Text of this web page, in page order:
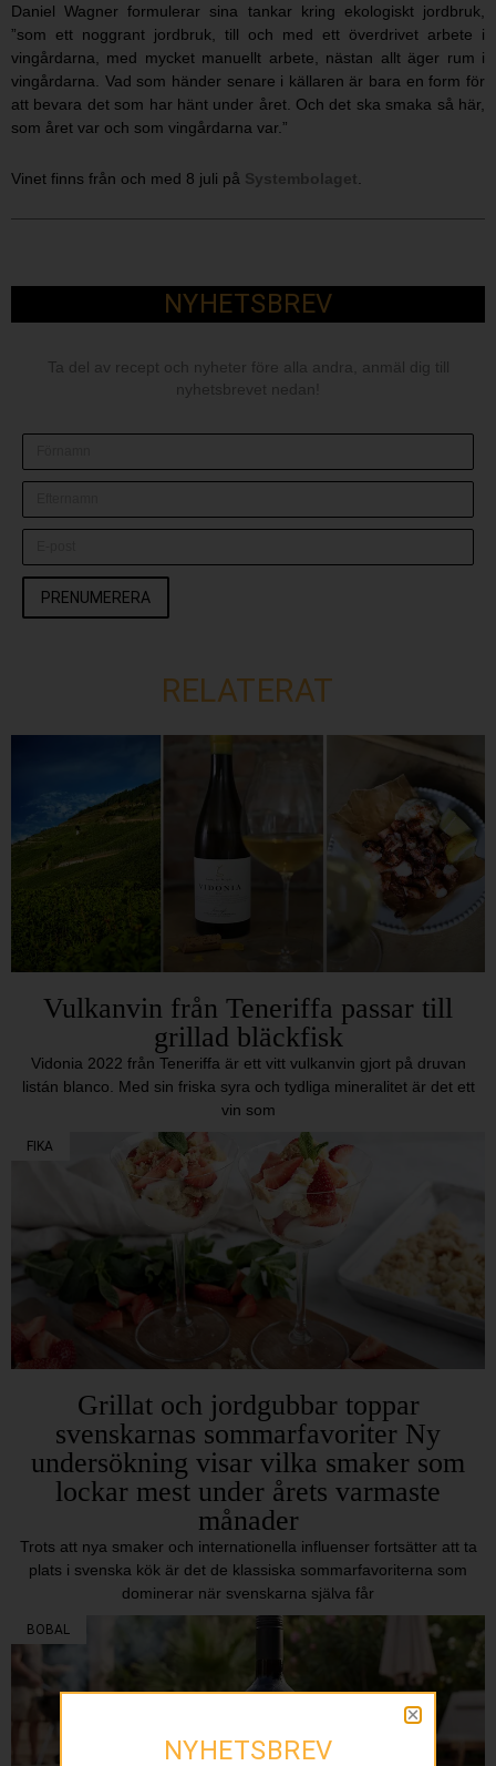
Daniel Wagner formulerar sina tankar kring ekologiskt jordbruk,
”som ett noggrant jordbruk, till och med ett överdrivet arbete i
vingårdarna, med mycket manuellt arbete, nästan allt äger rum i
vingårdarna. Vad som händer senare i källaren är bara en form för
att bevara det som har hänt under året. Och det ska smaka så här,
som året var och som vingårdarna var.”
Vinet finns från och med 8 juli på Systembolaget
NYHETSBREV
Ta del av recept och nyheter före alla andra, anmäl dig till
nyhetsbrevet nedan!
PRENUMERERA
RELATERAT
Vulkanvin från Teneriffa passar till
grillad bläckfisk
Vidonia 2022 från Teneriffa är ett vitt vulkanvin gjort på druvan
listán blanco. Med sin friska syra och tydliga mineralitet är det ett
vin som
FIKA
Grillat och jordgubbar toppar
svenskarnas sommarfavoriter Ny
undersökning visar vilka smaker som
lockar mest under årets varmaste
månader
Trots att nya smaker och internationella influenser fortsätter att ta
plats i svenska kök är det de klassiska sommarfavoriterna som
dominerar när svenskarna själva får
BOBAL
NYHETSBREV